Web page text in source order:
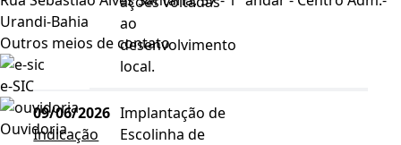
Urandi-Bahia
Outros meios de contato
e-SIC
Ouvidoria
ao
desenvolvimento
local.
09/06/2026
Indicação
Implantação de
Escolinha de